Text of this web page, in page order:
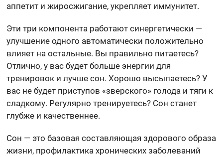
аппетит и жиросжигание, укрепляет иммунитет.
Эти три компонента работают синергетически —
улучшение одного автоматически положительно
влияет на остальные. Вы правильно питаетесь?
Отлично, у вас будет больше энергии для
тренировок и лучше сон. Хорошо высыпаетесь? У
вас не будет приступов «зверского» голода и тяги к
сладкому. Регулярно тренируетесь? Сон станет
глубже и качественнее.
Сон — это базовая составляющая здорового образа
жизни, профилактика хронических заболеваний